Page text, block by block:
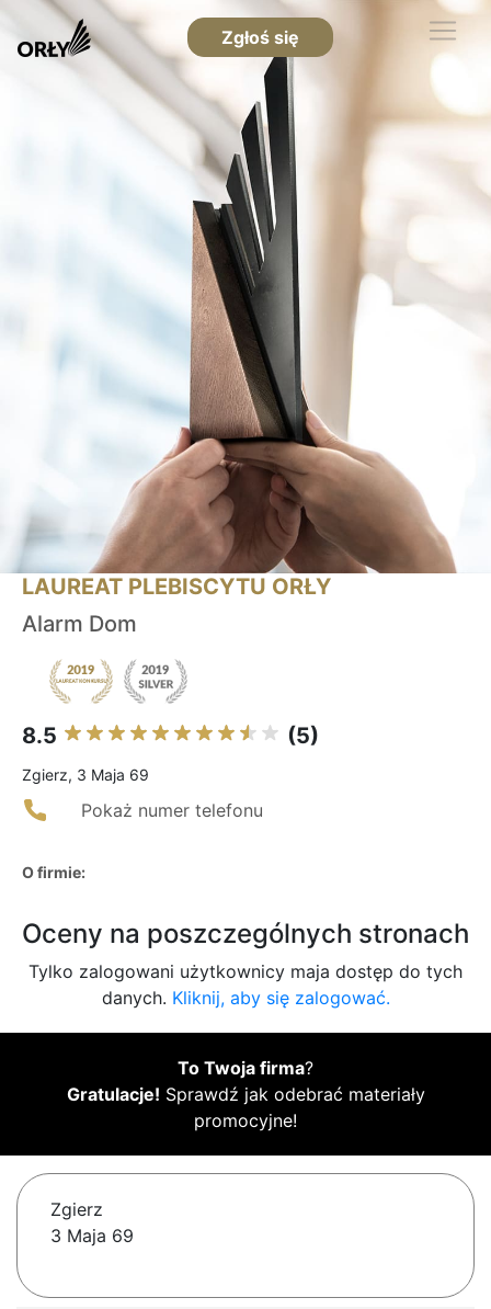
Zgłoś się
LAUREAT PLEBISCYTU ORŁY
Alarm Dom
8.5 (5)
Zgierz, 3 Maja 69
Pokaż numer telefonu
O firmie:
Oceny na poszczególnych stronach
Tylko zalogowani użytkownicy maja dostęp do tych
danych. Kliknij, aby się zalogować.
To Twoja firma?
Gratulacje! Sprawdź jak odebrać materiały
promocyjne!
Zgierz
3 Maja 69